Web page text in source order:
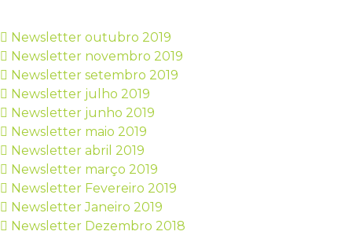
Newsletter outubro 2019
Newsletter novembro 2019
Newsletter setembro 2019
Newsletter julho 2019
Newsletter junho 2019
Newsletter maio 2019
Newsletter abril 2019
Newsletter março 2019
Newsletter Fevereiro 2019
Newsletter Janeiro 2019
Newsletter Dezembro 2018